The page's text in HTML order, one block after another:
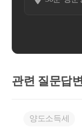
관련 질문답변
양도소득세